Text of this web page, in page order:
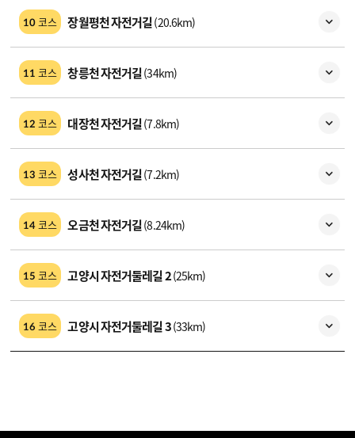
10 코스 장월평천 자전거길(20.6km)
11 코스 창릉천 자전거길(34km)
12 코스 대장천 자전거길(7.8km)
13 코스 성사천 자전거길(7.2km)
14 코스 오금천 자전거길(8.24km)
15 코스 고양시 자전거둘레길 2(25km)
16 코스 고양시 자전거둘레길 3(33km)